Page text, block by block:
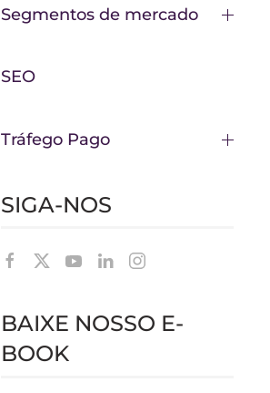
Segmentos de mercado
SEO
Tráfego Pago
SIGA-NOS
BAIXE NOSSO E-
BOOK